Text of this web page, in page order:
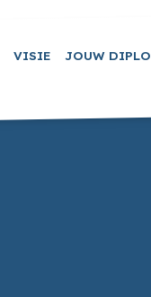
VISIE JOUW